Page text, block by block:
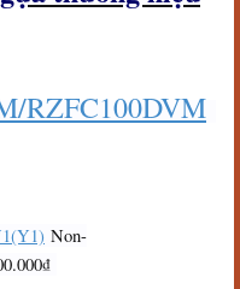
RZFC100DVM
Non-